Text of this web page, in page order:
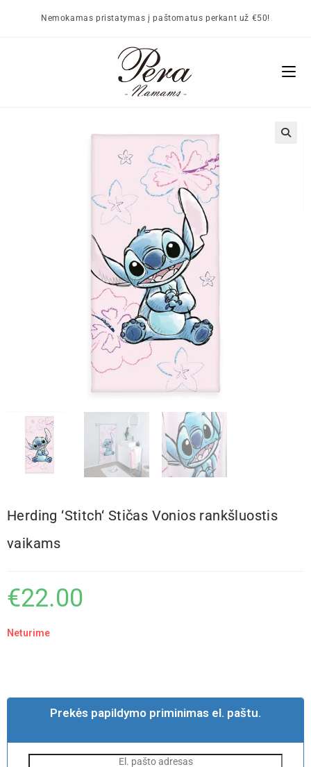
Nemokamas pristatymas į paštomatus perkant už €50!
Herding ‘Stitch‘ Stičas Vonios rankšluostis
vaikams
€22.00
Neturime
Prekės papildymo priminimas el. paštu.